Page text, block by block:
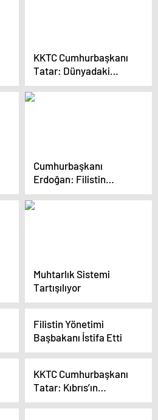
KKTC Cumhurbaşkanı
Tatar: Dünyadaki
devletlerin çifte
standartlarına tanık
Cumhurbaşkanı
Erdoğan: Filistin
Devleti’nin Kurulması
Şarttır
Muhtarlık Sistemi
Tartışılıyor
Filistin Yönetimi
Başbakanı İstifa Etti
KKTC Cumhurbaşkanı
Tatar: Kıbrıs’ın
gerçeklerine